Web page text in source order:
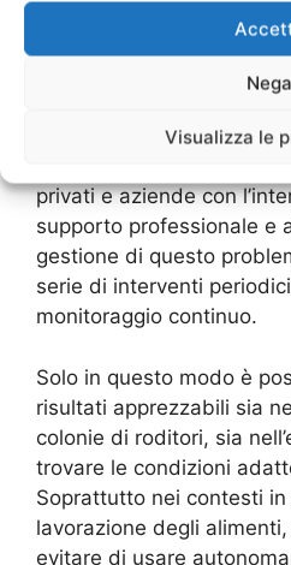
Nega
Visualizza le
o piccole che si occupino
privati e aziende con
supporto professionale e
gestione di questo
serie di interventi
monitoraggio continuo.
Solo in questo modo è
risultati apprezzabili sia
colonie di roditori, sia
trovare le condizioni
Soprattutto nei contesti
lavorazione degli
evitare di usare